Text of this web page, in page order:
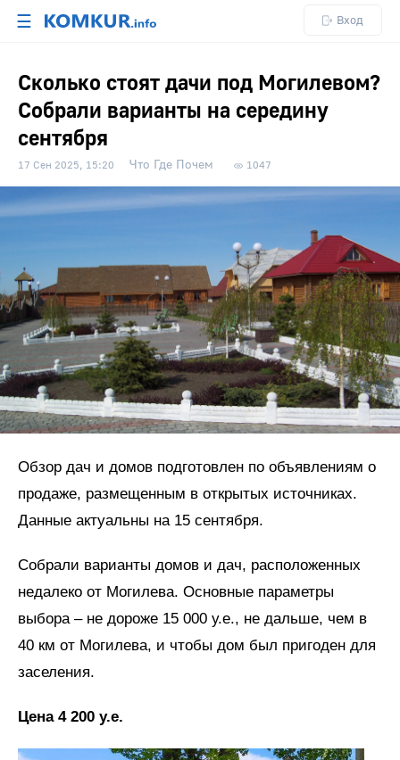
☰ Вход
Сколько стоят дачи под Могилевом?
Собрали варианты на середину
сентября
17 Сен 2025, 15:20 Что Где Почем 1047
Обзор дач и домов подготовлен по объявлениям о
продаже, размещенным в открытых источниках.
Данные актуальны на 15 сентября.
Собрали варианты домов и дач, расположенных
недалеко от Могилева. Основные параметры
выбора – не дороже 15 000 у.е., не дальше, чем в
40 км от Могилева, и чтобы дом был пригоден для
заселения.
Цена 4 200 у.е.